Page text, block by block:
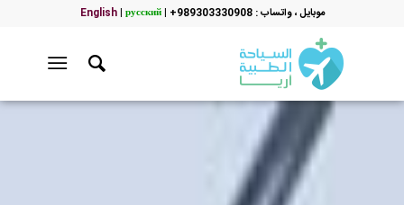
موبایل ، واتساب : 989303330908+ |
English| русский